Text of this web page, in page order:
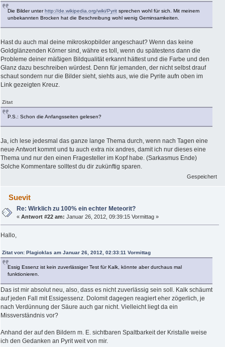
Die Bilder unterhttp://de.wikipedia.org/wiki/Pyrit sprechen wohl für sich. Mit meinem
unbekannten Brocken hat die Beschreibung wohl wenig Geminsamkeiten.
Hast du auch mal deine mikroskopbilder angeschaut? Wenn das keine
Goldglänzenden Körner sind, währe es toll, wenn du spätestens dann die
Probleme deiner mäßigen Bildqualität erkannt hättest und die Farbe und den
Glanz dazu beschreiben würdest. Denn für jemanden, der nicht selbst drauf
schaut sondern nur die Bilder sieht, siehts aus, wie die Pyrite aufn oben im
Link gezeigten Kreuz.
Zitat
P.S.: Schon die Anfangsseiten gelesen?
Ja, ich lese jedesmal das ganze lange Thema durch, wenn nach Tagen eine
neue Antwort kommt und tu auch extra nix andres, damit ich nur dieses eine
Thema und nur den einen Fragesteller im Kopf habe. (Sarkasmus Ende)
Solche Kommentare solltest du dir zukünftig sparen.
Gespeichert
Suevit
Re: Wirklich zu 100% ein echter Meteorit?
«Antwort #22 am: Januar 26, 2012, 09:39:15 Vormittag »
Hallo,
Zitat von: Plagioklas am Januar 26, 2012, 02:33:11 Vormittag
Essig Essenz ist kein zuverlässiger Test für Kalk, könnte aber durchaus mal
funktionieren.
Das ist mir absolut neu, also, dass es nicht zuverlässig sein soll. Kalk schäumt
auf jeden Fall mit Essigessenz. Dolomit dagegen reagiert eher zögerlich, je
nach Verdünnung der Säure auch gar nicht. Vielleicht liegt da ein
Missverständnis vor?
Anhand der auf den Bildern m. E. sichtbaren Spaltbarkeit der Kristalle weise
ich den Gedanken an Pyrit weit von mir.